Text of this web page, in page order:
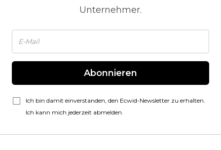
Unternehmer.
Abonnieren
Ich bin damit einverstanden, den Ecwid-Newsletter zu erhalten.
Ich kann mich jederzeit abmelden.